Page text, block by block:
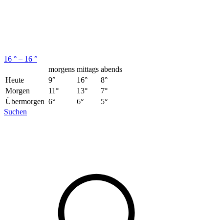
16 ° – 16 °
morgens mittags abends
Heute
9° 16°
8°
Morgen
11° 13°
7°
Übermorgen 6° 6°
5°
Suchen